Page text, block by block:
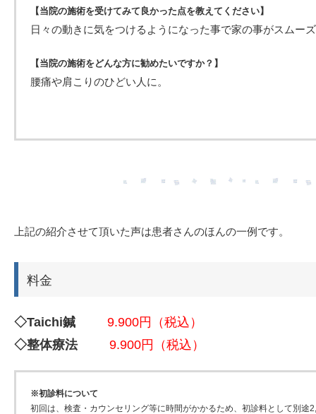
【当院の施術を受けてみて良かった点を教えてください】
日々の動きに気をつけるようになった事で家の事がスムー
【当院の施術をどんな方に勧めたいですか？】
腰痛や肩こりのひどい人に。
上記の紹介させて頂いた声は患者さんのほんの一例です。
料金
◇Taichi鍼
9.900円（税込）
◇整体療法
9.900円（税込）
※初診料について
初回は、検査・カウンセリング等に時間がかかるため、初診料として別途